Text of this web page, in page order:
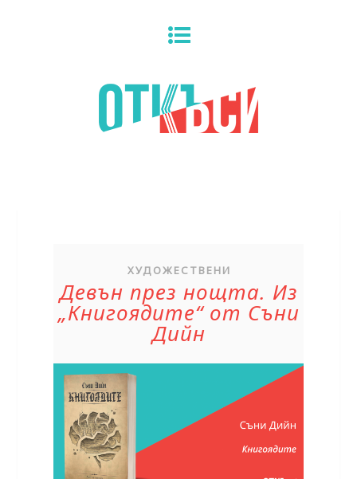
ХУДОЖЕСТВЕНИ
Девън през нощта. Из
„Книгоядите“ от Съни
Дийн